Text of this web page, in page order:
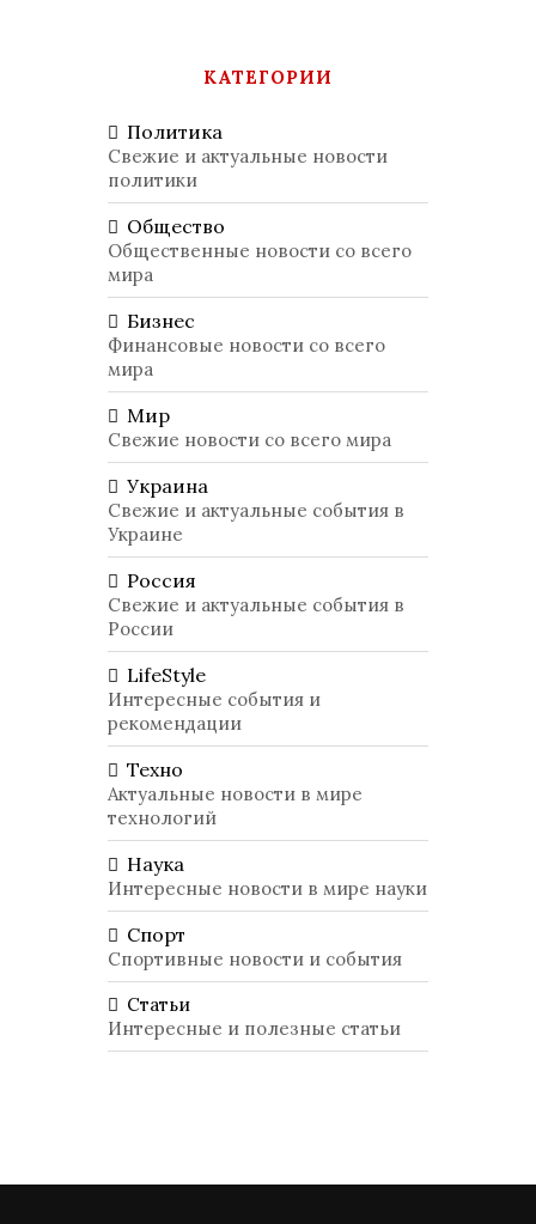
КАТЕГОРИИ
Политика
Свежие и актуальные новости
политики
Общество
Общественные новости со всего
мира
Бизнес
Финансовые новости со всего
мира
Мир
Свежие новости со всего мира
Украина
Свежие и актуальные события в
Украине
Россия
Свежие и актуальные события в
России
LifeStyle
Интересные события и
рекомендации
Техно
Актуальные новости в мире
технологий
Наука
Интересные новости в мире науки
Спорт
Спортивные новости и события
Статьи
Интересные и полезные статьи